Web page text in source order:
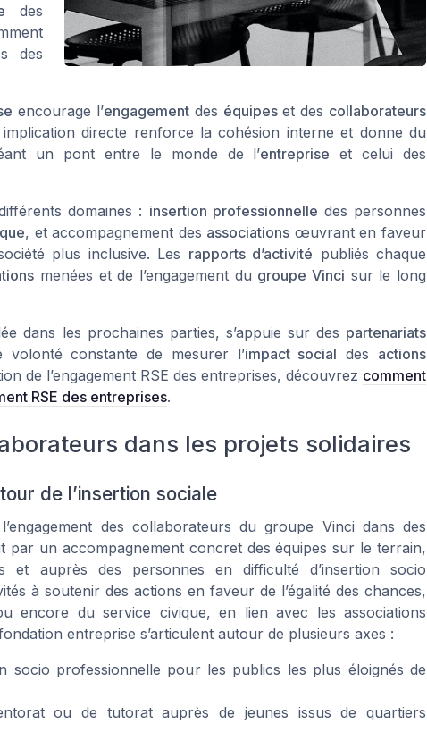
des
des
encourage l’engagementdes équipeset des collaborateurs
implication directe renforce la cohésion interne et donne du
un pont entre le monde de l’entreprise et celui des
domaines : insertion professionnelle des personnes
, et accompagnement des associations œuvrant en faveur
plus inclusive. Les rapports d’activité publiés chaque
menées et de l’engagement du groupe Vinci sur le long
dans les prochaines parties, s’appuie sur des partenariats
constante de mesurer l’impact social des actions
de l’engagement RSE des entreprises, découvrez comment
RSE des entreprises.
dans les projets solidaires
de l’insertion sociale
des collaborateurs du groupe Vinci dans des
par un accompagnement concret des équipes sur le terrain,
et auprès des personnes en difficulté d’insertion socio
à soutenir des actions en faveur de l’égalité des chances,
encore du service civique, en lien avec les associations
entreprise s’articulent autour de plusieurs axes :
socio professionnelle pour les publics les plus éloignés de
ou de tutorat auprès de jeunes issus de quartiers